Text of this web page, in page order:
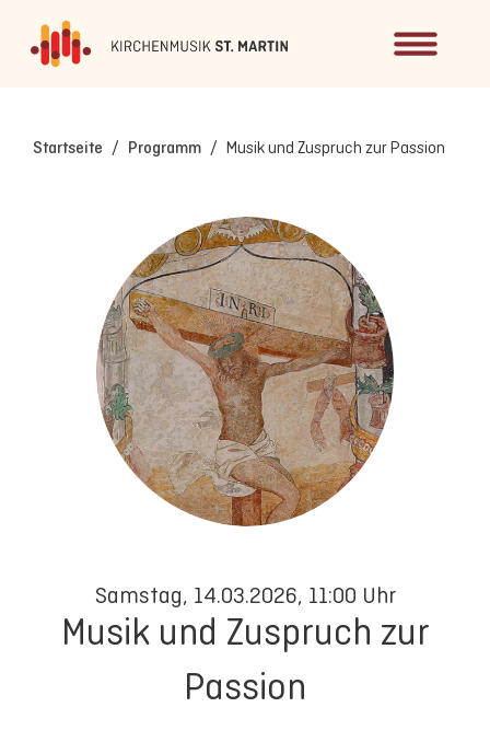
Startseite / Programm / Musik und Zuspruch zur Passion
Samstag, 14.03.2026, 11:00 Uhr
Musik und Zuspruch zur
Passion